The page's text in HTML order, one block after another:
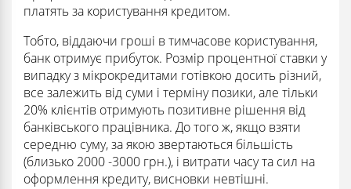
платять за користування кредитом.
Тобто, віддаючи гроші в тимчасове користування,
банк отримує прибуток. Розмір процентної ставки у
випадку з мікрокредитами готівкою досить різний,
все залежить від суми і терміну позики, але тільки
20% клієнтів отримують позитивне рішення від
банківського працівника. До того ж, якщо взяти
середню суму, за якою звертаються більшість
(близько 2000 -3000 грн.), і витрати часу та сил на
оформлення кредиту, висновки невтішні.